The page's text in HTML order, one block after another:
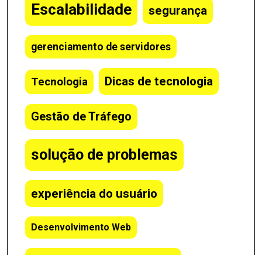
Escalabilidade segurança
gerenciamento de servidores
Tecnologia Dicas de tecnologia
Gestão de Tráfego
solução de problemas
experiência do usuário
Desenvolvimento Web